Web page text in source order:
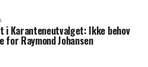
i Karanteneutvalget: Ikke behov
Raymond Johansen